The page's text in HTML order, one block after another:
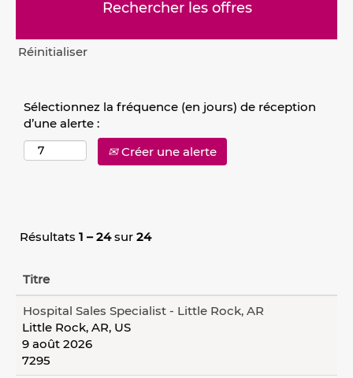
Réinitialiser
Sélectionnez la fréquence (en jours) de réception
d’une alerte :
Créer une alerte
Résultats 1 – 24sur 24
Titre
Hospital Sales Specialist - Little Rock, AR
Little Rock, AR, US
9 août 2026
7295